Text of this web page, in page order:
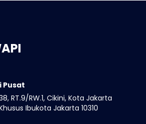
Pusat
RT.9/RW.1, Cikini, Kota Jakarta
Ibukota Jakarta 10310